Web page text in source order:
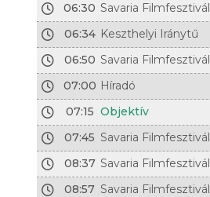
06:30 Savaria Filmfesztivál
06:34 Keszthelyi Iránytű
06:50 Savaria Filmfesztivál
07:00 Híradó
07:15 Objektív
07:45 Savaria Filmfesztivál
08:37 Savaria Filmfesztivál
08:57 Savaria Filmfesztivál